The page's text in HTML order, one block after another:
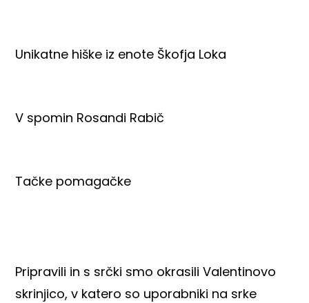
Unikatne hiške iz enote Škofja Loka
V spomin Rosandi Rabič
Tačke pomagačke
Pripravili in s srčki smo okrasili Valentinovo
skrinjico, v katero so uporabniki na srke